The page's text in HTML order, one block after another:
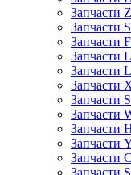
Запчасти
Запчасти
Запчасти
Запчасти
Запчасти
Запчасти
Запчасти
Запчасти
Запчасти
Запчасти
Запчасти
Запчасти